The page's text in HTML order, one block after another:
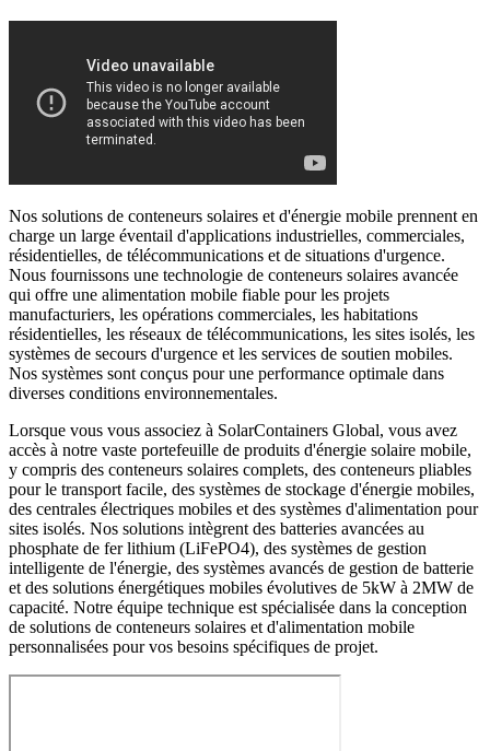
Nos solutions de conteneurs solaires et d'énergie mobile prennent en
charge un large éventail d'applications industrielles, commerciales,
résidentielles, de télécommunications et de situations d'urgence.
Nous fournissons une technologie de conteneurs solaires avancée
qui offre une alimentation mobile fiable pour les projets
manufacturiers, les opérations commerciales, les habitations
résidentielles, les réseaux de télécommunications, les sites isolés, les
systèmes de secours d'urgence et les services de soutien mobiles.
Nos systèmes sont conçus pour une performance optimale dans
diverses conditions environnementales.
Lorsque vous vous associez à SolarContainers Global, vous avez
accès à notre vaste portefeuille de produits d'énergie solaire mobile,
y compris des conteneurs solaires complets, des conteneurs pliables
pour le transport facile, des systèmes de stockage d'énergie mobiles,
des centrales électriques mobiles et des systèmes d'alimentation pour
sites isolés. Nos solutions intègrent des batteries avancées au
phosphate de fer lithium (LiFePO4), des systèmes de gestion
intelligente de l'énergie, des systèmes avancés de gestion de batterie
et des solutions énergétiques mobiles évolutives de 5kW à 2MW de
capacité. Notre équipe technique est spécialisée dans la conception
de solutions de conteneurs solaires et d'alimentation mobile
personnalisées pour vos besoins spécifiques de projet.